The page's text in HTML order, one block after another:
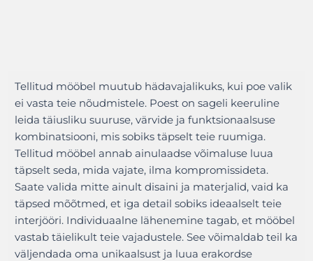
Tellitud mööbel muutub hädavajalikuks, kui poe valik
ei vasta teie nõudmistele. Poest on sageli keeruline
leida täiusliku suuruse, värvide ja funktsionaalsuse
kombinatsiooni, mis sobiks täpselt teie ruumiga.
Tellitud mööbel annab ainulaadse võimaluse luua
täpselt seda, mida vajate, ilma kompromissideta.
Saate valida mitte ainult disaini ja materjalid, vaid ka
täpsed mõõtmed, et iga detail sobiks ideaalselt teie
interjööri. Individuaalne lähenemine tagab, et mööbel
vastab täielikult teie vajadustele. See võimaldab teil ka
väljendada oma unikaalsust ja luua erakordse